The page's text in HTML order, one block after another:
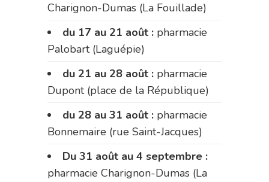
Charignon-Dumas (La Fouillade)
du 17 au 21 août : pharmacie
Palobart (Laguépie)
du 21 au 28 août : pharmacie
Dupont (place de la République)
du 28 au 31 août : pharmacie
Bonnemaire (rue Saint-Jacques)
Du 31 août au 4 septembre :
pharmacie Charignon-Dumas (La